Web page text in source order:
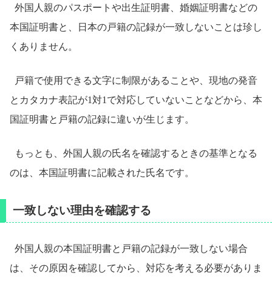
外国人親のパスポートや出生証明書、婚姻証明書などの
本国証明書と、日本の戸籍の記録が一致しないことは珍し
くありません。
戸籍で使用できる文字に制限があることや、現地の発音
とカタカナ表記が1対1で対応していないことなどから、本
国証明書と戸籍の記録に違いが生じます。
もっとも、外国人親の氏名を確認するときの基準となる
のは、本国証明書に記載された氏名です。
一致しない理由を確認する
外国人親の本国証明書と戸籍の記録が一致しない場合
は、その原因を確認してから、対応を考える必要がありま